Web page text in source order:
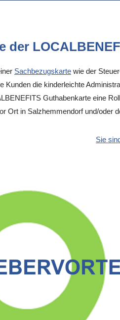
der
Sachbezugskarte wie der
Kunden die kinderleichte
Guthabenkarte eine
Ort in Salzhemmendorf und/oder
Sie